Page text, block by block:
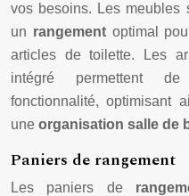
vos besoins. Les meubles
un rangement optimal
articles de toilette. Les
intégré permettent
fonctionnalité, optimisant
une organisation salle de
Paniers de rangement
Les paniers de